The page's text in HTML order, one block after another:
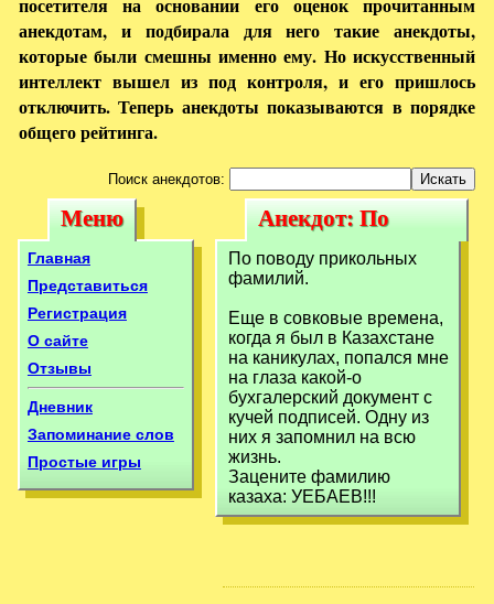
анекдотам, и подбирала для него такие анекдоты,
которые были смешны именно ему. Но искусственный
интеллект вышел из под контроля, и его пришлось
отключить. Теперь анекдоты показываются в порядке
общего рейтинга.
Поиск анекдотов:
Меню
Меню
Главная
Представиться
Регистрация
О сайте
Отзывы
Дневник
Запоминание слов
Простые игры
Анекдот: По
поводу
прикольных
фамилий.Еще в
совковые
Анекдот: По
поводу
прикольных
фамилий.Еще в
совковые
По поводу прикольных
фамилий.
Еще в совковые времена,
когда я был в Казахстане
на каникулах, попался мне
на глаза какой-о
бухгалерский документ с
кучей подписей. Одну из
них я запомнил на всю
жизнь.
Зацените фамилию
казаха: УЕБАЕВ!!!